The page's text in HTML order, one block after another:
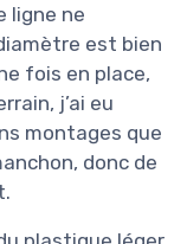
ligne ne
est bien
fois en place,
j’ai eu
montages que
donc de